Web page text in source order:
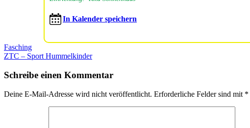
In Kalender speichern
Beitragsnavigation
Fasching
ZTC – Sport Hummelkinder
Schreibe einen Kommentar
Deine E-Mail-Adresse wird nicht veröffentlicht. Erforderliche Felder sind mit *